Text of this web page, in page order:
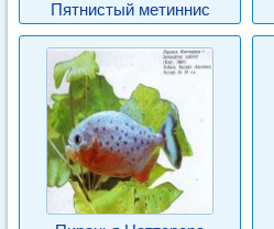
Пятнистый метиннис